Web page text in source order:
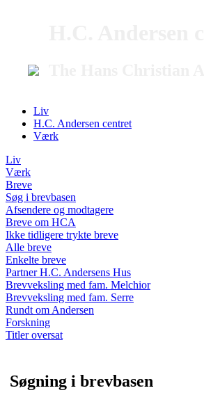
Liv
H.C. Andersen centret
Værk
Liv
Værk
Breve
Søg i brevbasen
Afsendere og modtagere
Breve om HCA
Ikke tidligere trykte breve
Alle breve
Enkelte breve
Partner H.C. Andersens Hus
Brevveksling med fam. Melchior
Brevveksling med fam. Serre
Rundt om Andersen
Forskning
Titler oversat
Søgning i brevbasen